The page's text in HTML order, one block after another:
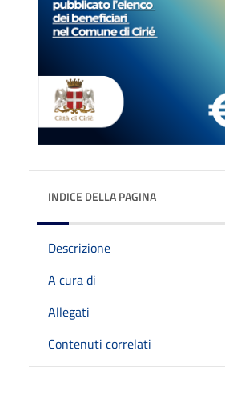
INDICE DELLA PAGINA
Descrizione
A cura di
Allegati
Contenuti correlati